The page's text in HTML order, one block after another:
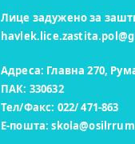
Лице задужено за
Адреса: Главна 270,
ПАК: 330632
Тел/Факс: 022/ 471-863
Е-пошта: